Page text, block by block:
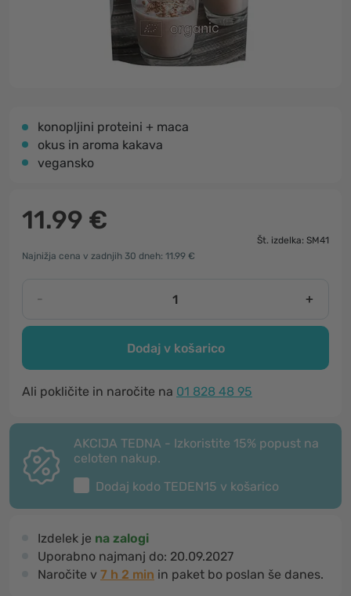
konopljini proteini + maca
okus in aroma kakava
vegansko
11.99 €
Št. izdelka: SM41
Najnižja cena v zadnjih 30 dneh: 11.99 €
- +
Dodaj v košarico
Ali pokličite in naročite na 01 828 48 95
AKCIJA TEDNA - Izkoristite 15% popust na
celoten nakup.
Dodaj kodo TEDEN15 v košarico
Izdelek je na zalogi
Uporabno najmanj do: 20.09.2027
Naročite v 7 h 2 min in paket bo poslan še danes.